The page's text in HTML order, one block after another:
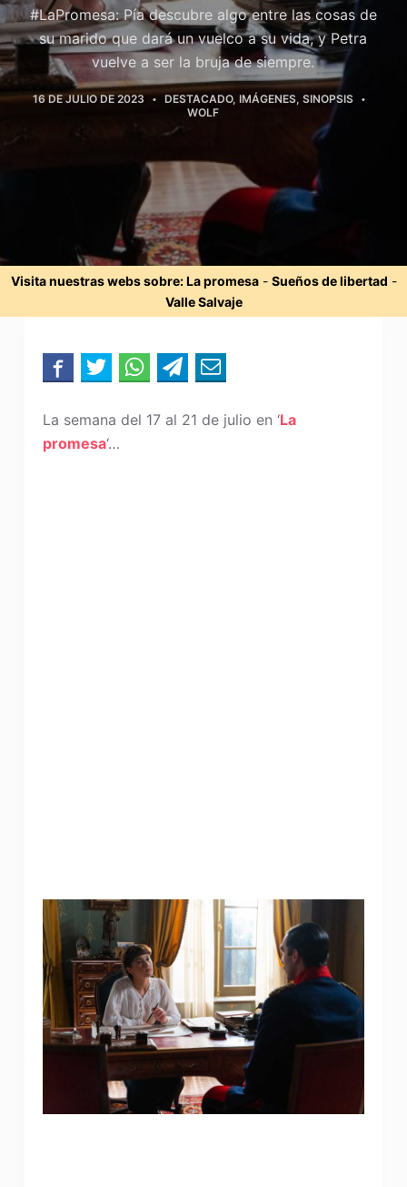
#LaPromesa: Pía descubre algo entre las cosas de
su marido que dará un vuelco a su vida, y Petra
vuelve a ser la bruja de siempre.
16 DE JULIO DE 2023 DESTACADO,IMÁGENES,SINOPSIS
WOLF
Visita nuestras webs sobre:La promesa- Sueños de libertad -
Valle Salvaje
La semana del 17 al 21 de julio en ‘La
promesa‘…